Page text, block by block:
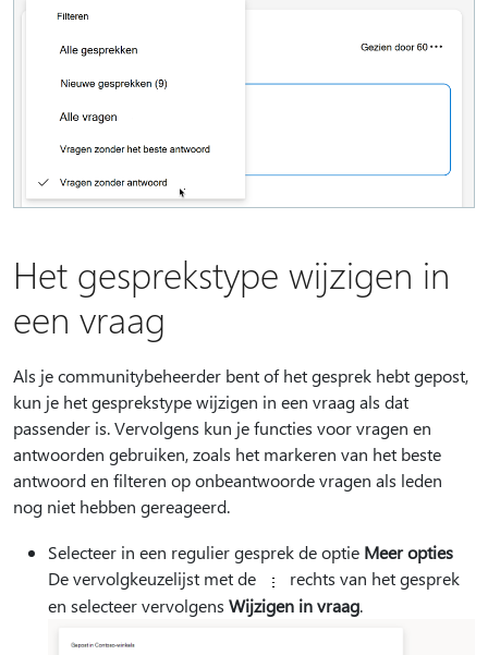
Het gesprekstype wijzigen in
een vraag
Als je communitybeheerder bent of het gesprek hebt gepost,
kun je het gesprekstype wijzigen in een vraag als dat
passender is. Vervolgens kun je functies voor vragen en
antwoorden gebruiken, zoals het markeren van het beste
antwoord en filteren op onbeantwoorde vragen als leden
nog niet hebben gereageerd.
Selecteer in een regulier gesprek de optie Meer opties
De vervolgkeuzelijst met de
rechts van het gesprek
en selecteer vervolgens Wijzigen in vraag.